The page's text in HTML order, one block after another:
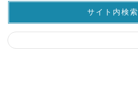
サイト内検索